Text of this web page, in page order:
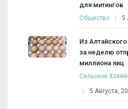
для митингов
Общество 5
Из
за неделю
миллиона яиц
Сельское
5 Августа,